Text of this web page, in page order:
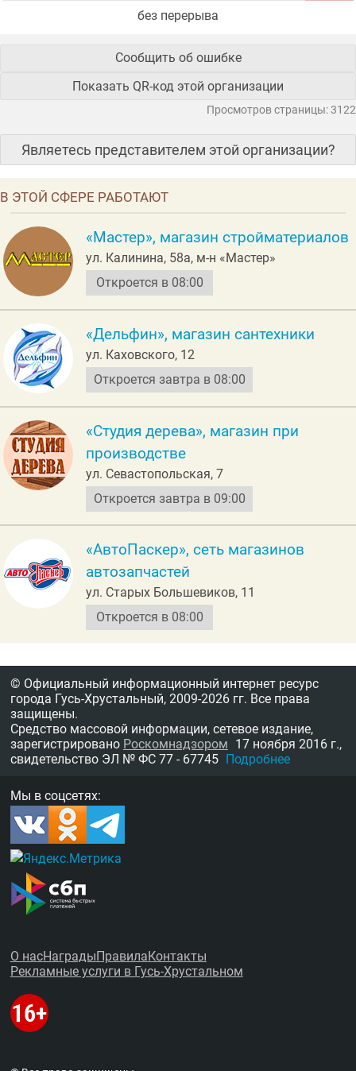
без перерыва
Сообщить об ошибке
Показать QR-код этой организации
Просмотров страницы: 3122
Являетесь представителем этой организации?
В ЭТОЙ СФЕРЕ РАБОТАЮТ
«Мастер», магазин стройматериалов
ул. Калинина, 58а, м-н «Мастер»
Откроется в 08:00
«Дельфин», магазин сантехники
ул. Каховского, 12
Откроется завтра в 08:00
«Студия дерева», магазин при
производстве
ул. Севастопольская, 7
Откроется завтра в 09:00
«АвтоПаскер», сеть магазинов
автозапчастей
ул. Старых Большевиков, 11
Откроется в 08:00
© Официальный информационный интернет ресурс
города Гусь-Хрустальный, 2009-2026 гг. Все права
защищены.
Средство массовой информации, сетевое издание,
зарегистрировано Роскомнадзором 17 ноября 2016 г.,
свидетельство ЭЛ № ФС 77 - 67745 Подробнее
Мы в соцсетях:
О насНаграды Правила Контакты
Рекламные услуги в Гусь-Хрустальном